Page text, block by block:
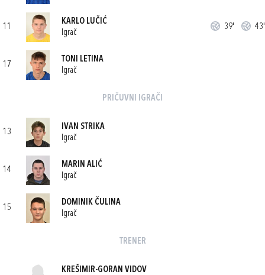
11
KARLO LUČIĆ
Igrač
39' 43'
17
TONI LETINA
Igrač
PRIČUVNI IGRAČI
13
IVAN STRIKA
Igrač
14
MARIN ALIĆ
Igrač
15
DOMINIK ČULINA
Igrač
TRENER
KREŠIMIR-GORAN VIDOV